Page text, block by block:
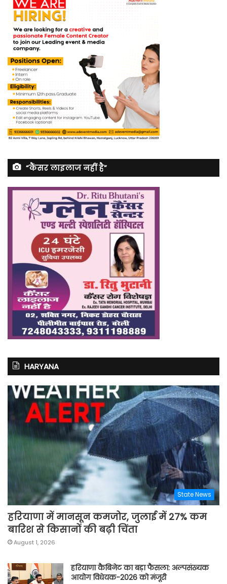
“कैंसर लाइलाज नहीं है”
HARYANA
State News
हरियाणा में मानसून कमजोर, जुलाई में 27% कम
बारिश से किसानों की बढ़ी चिंता
August 1, 2026
हरियाणा कैबिनेट का बड़ा फैसला: अल्पसंख्यक
आयोग विधेयक-2026 को मंजूरी